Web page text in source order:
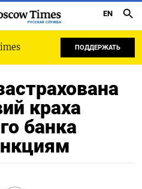
РУССКАЯ СЛУЖБА
EN
ПОДДЕРЖАТЬ
краха
банка